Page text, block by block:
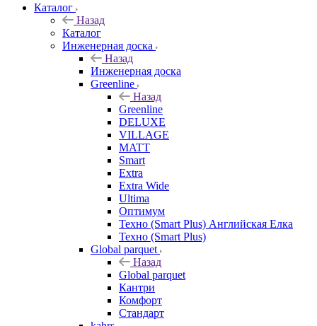
Каталог
Назад
Каталог
Инженерная доска
Назад
Инженерная доска
Greenline
Назад
Greenline
DELUXE
VILLAGE
MATT
Smart
Extra
Extra Wide
Ultima
Оптимум
Техно (Smart Plus) Английская Елка
Техно (Smart Plus)
Global parquet
Назад
Global parquet
Кантри
Комфорт
Стандарт